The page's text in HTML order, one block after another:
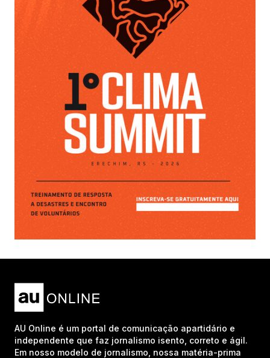
AU Online é um portal de comunicação apartidário e
independente que faz jornalismo isento, correto e ágil.
Em nosso modelo de jornalismo, nossa matéria-prima